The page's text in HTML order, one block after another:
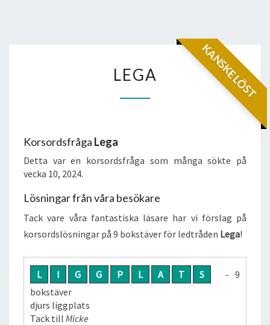
KANSKE LÖST
LEGA
Korsordsfråga Lega
Detta var en korsordsfråga som många sökte på
vecka 10, 2024.
Lösningar från våra besökare
Tack vare våra fantastiska läsare har vi förslag på
korsordslösningar på 9 bokstäver för ledtråden Lega!
L I G G P L A T S
- 9
bokstäver
djurs ligg­plats
Tack till Micke